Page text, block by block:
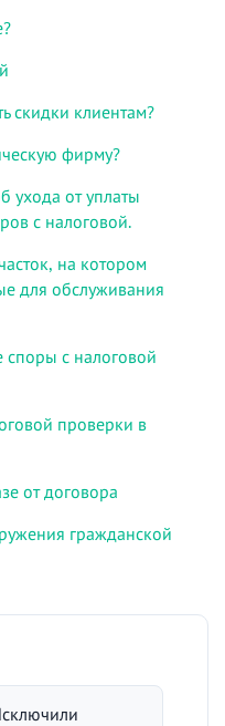
скидки клиентам?
фирму?
ухода от уплаты
с налоговой.
на котором
для обслуживания
с налоговой
проверки в
от договора
гражданской